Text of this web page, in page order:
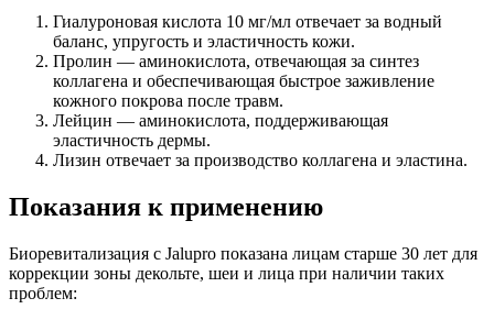
Гиалуроновая кислота 10 мг/мл отвечает за водный
баланс, упругость и эластичность кожи.
Пролин — аминокислота, отвечающая за синтез
коллагена и обеспечивающая быстрое заживление
кожного покрова после травм.
Лейцин — аминокислота, поддерживающая
эластичность дермы.
Лизин отвечает за производство коллагена и эластина.
Показания к применению
Биоревитализация с Jalupro показана лицам старше 30 лет для
коррекции зоны декольте, шеи и лица при наличии таких
проблем: